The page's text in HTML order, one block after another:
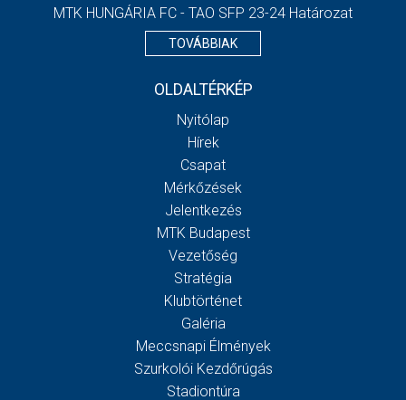
MTK HUNGÁRIA FC - TAO SFP 23-24 Határozat
TOVÁBBIAK
OLDALTÉRKÉP
Nyitólap
Hírek
Csapat
Mérkőzések
Jelentkezés
MTK Budapest
Vezetőség
Stratégia
Klubtörténet
Galéria
Meccsnapi Élmények
Szurkolói Kezdőrúgás
Stadiontúra